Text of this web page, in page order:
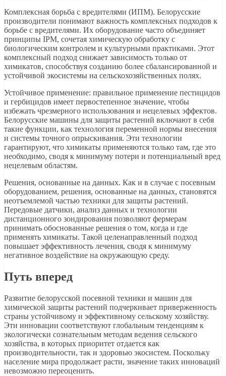
Комплексная борьба с вредителями (ИПМ). Белорусские
производители понимают важность комплексных подходов к
борьбе с вредителями. Их оборудование часто объединяет
принципы IPM, сочетая химическую обработку с
биологическим контролем и культурными практиками. Этот
комплексный подход снижает зависимость только от
химикатов, способствуя созданию более сбалансированной и
устойчивой экосистемы на сельскохозяйственных полях.
Устойчивое применение: правильное применение пестицидов
и гербицидов имеет первостепенное значение, чтобы
избежать чрезмерного использования и нецелевых эффектов.
Белорусские машины для защиты растений включают в себя
такие функции, как технология переменной нормы внесения
и системы точного опрыскивания. Эти технологии
гарантируют, что химикаты применяются только там, где это
необходимо, сводя к минимуму потери и потенциальный вред
нецелевым областям.
Решения, основанные на данных. Как и в случае с посевным
оборудованием, решения, основанные на данных, становятся
неотъемлемой частью техники для защиты растений.
Передовые датчики, анализ данных и технологии
дистанционного зондирования позволяют фермерам
принимать обоснованные решения о том, когда и где
применять химикаты. Такой целенаправленный подход
повышает эффективность лечения, сводя к минимуму
негативное воздействие на окружающую среду.
Путь вперед
Развитие белорусской посевной техники и машин для
химической защиты растений подчеркивает приверженность
страны устойчивому и эффективному сельскому хозяйству.
Эти инновации соответствуют глобальным тенденциям к
экологически сознательным методам ведения сельского
хозяйства, в которых приоритет отдается как
производительности, так и здоровью экосистем. Поскольку
население мира продолжает расти, значение таких инноваций
невозможно переоценить.